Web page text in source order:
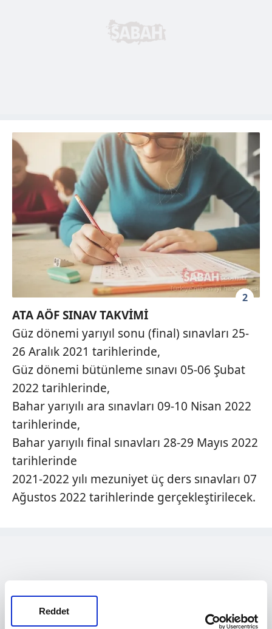
Reddet
2
ATA AÖF SINAV TAKVİMİ
Güz dönemi yarıyıl sonu (final) sınavları 25-
26 Aralık 2021 tarihlerinde,
Güz dönemi bütünleme sınavı 05-06 Şubat
2022 tarihlerinde,
Bahar yarıyılı ara sınavları 09-10 Nisan 2022
tarihlerinde,
Bahar yarıyılı final sınavları 28-29 Mayıs 2022
tarihlerinde
2021-2022 yılı mezuniyet üç ders sınavları 07
Ağustos 2022 tarihlerinde gerçekleştirilecek.